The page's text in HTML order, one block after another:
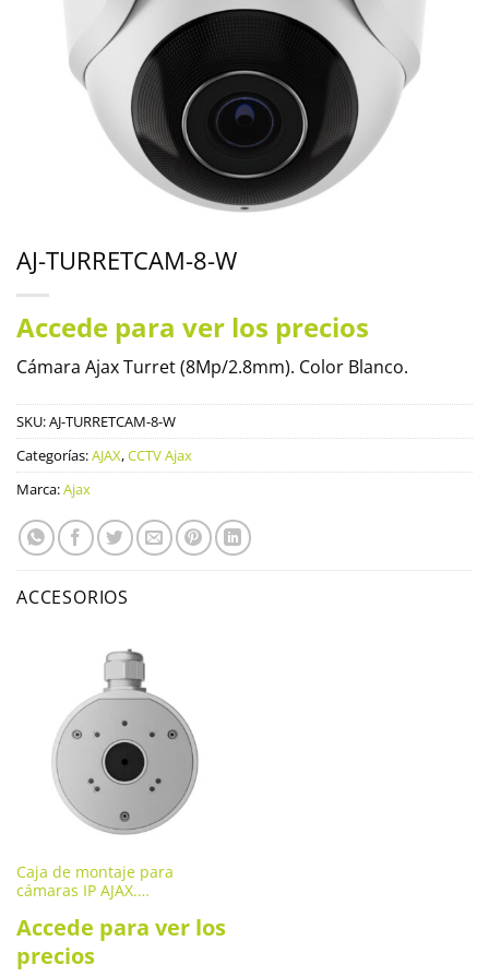
AJ-TURRETCAM-8-W
Accede para ver los precios
Cámara Ajax Turret (8Mp/2.8mm). Color Blanco.
SKU:AJ-TURRETCAM-8-W
Categorías:AJAX,CCTV Ajax
Marca:Ajax
ACCESORIOS
Caja de montaje para
cámaras IP AJAX.
Accede para ver los
precios